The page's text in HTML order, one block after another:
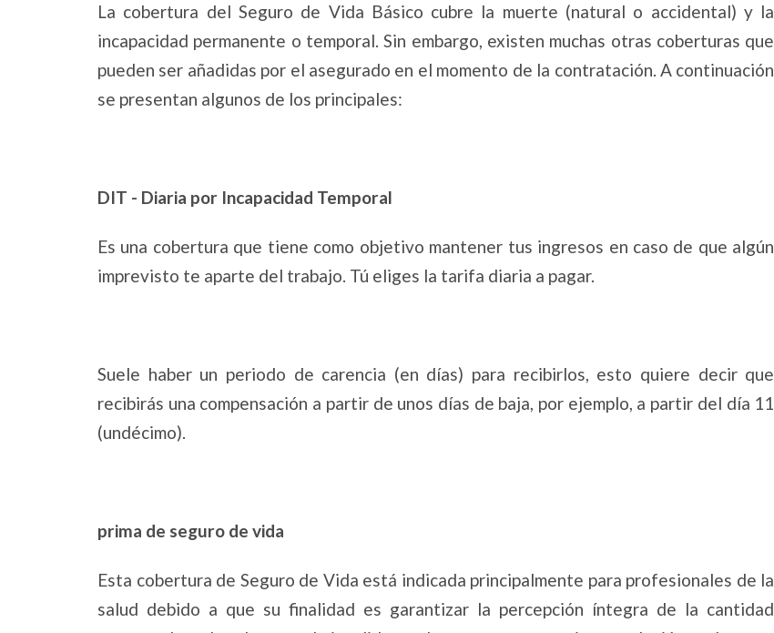
La cobertura del Seguro de Vida Básico cubre la muerte (natural o accidental) y la
incapacidad permanente o temporal. Sin embargo, existen muchas otras coberturas que
pueden ser añadidas por el asegurado en el momento de la contratación. A continuación
se presentan algunos de los principales:
DIT - Diaria por Incapacidad Temporal
Es una cobertura que tiene como objetivo mantener tus ingresos en caso de que algún
imprevisto te aparte del trabajo. Tú eliges la tarifa diaria a pagar.
Suele haber un periodo de carencia (en días) para recibirlos, esto quiere decir que
recibirás una compensación a partir de unos días de baja, por ejemplo, a partir del día 11
(undécimo).
prima de seguro de vida
Esta cobertura de Seguro de Vida está indicada principalmente para profesionales de la
salud debido a que su finalidad es garantizar la percepción íntegra de la cantidad